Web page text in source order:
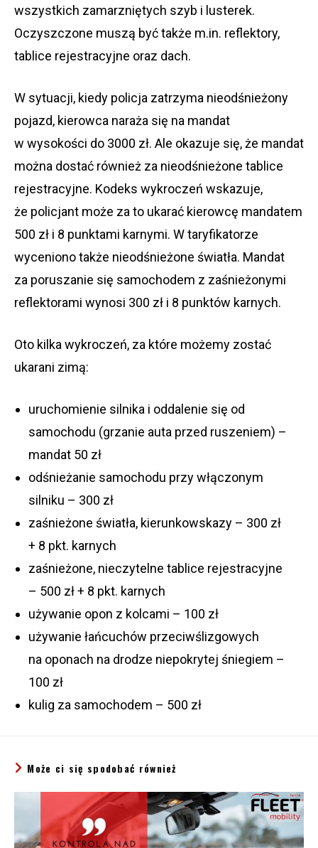
wszystkich zamarzniętych szyb i lusterek.
Oczyszczone muszą być także m.in. reflektory,
tablice rejestracyjne oraz dach.
W sytuacji, kiedy policja zatrzyma nieodśnieżony
pojazd, kierowca naraża się na mandat
w wysokości do 3000 zł. Ale okazuje się, że mandat
można dostać również za nieodśnieżone tablice
rejestracyjne. Kodeks wykroczeń wskazuje,
że policjant może za to ukarać kierowcę mandatem
500 zł i 8 punktami karnymi. W taryfikatorze
wyceniono także nieodśnieżone światła. Mandat
za poruszanie się samochodem z zaśnieżonymi
reflektorami wynosi 300 zł i 8 punktów karnych.
Oto kilka wykroczeń, za które możemy zostać
ukarani zimą:
uruchomienie silnika i oddalenie się od
samochodu (grzanie auta przed ruszeniem) –
mandat 50 zł
odśnieżanie samochodu przy włączonym
silniku – 300 zł
zaśnieżone światła, kierunkowskazy – 300 zł
+ 8 pkt. karnych
zaśnieżone, nieczytelne tablice rejestracyjne
– 500 zł + 8 pkt. karnych
używanie opon z kolcami – 100 zł
używanie łańcuchów przeciwślizgowych
na oponach na drodze niepokrytej śniegiem –
100 zł
kulig za samochodem – 500 zł
Może ci się spodobać również